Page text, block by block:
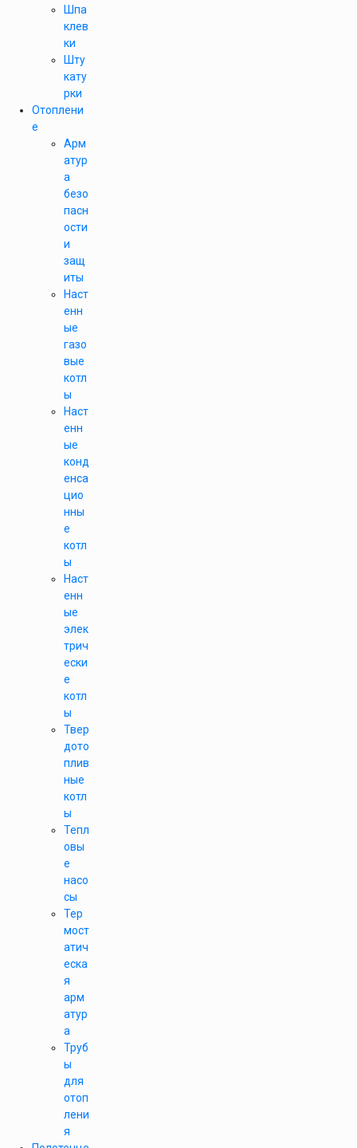
Шпа
клев
ки
Шту
кату
рки
Отоплени
е
Арм
атур
а
безо
пасн
ости
и
защ
иты
Наст
енн
ые
газо
вые
котл
ы
Наст
енн
ые
конд
енса
цио
нны
е
котл
ы
Наст
енн
ые
элек
трич
ески
е
котл
ы
Твер
дото
плив
ные
котл
ы
Тепл
овы
е
насо
сы
Тер
мост
атич
еска
я
арм
атур
а
Труб
ы
для
отоп
лени
я